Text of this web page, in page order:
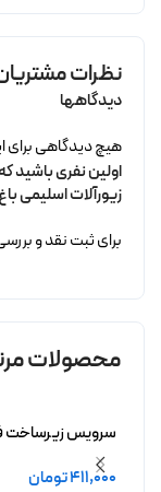
نظرات
دیدگاهها
هیچ دیدگاهی
اولین نفری باشید
زیورآلات اسلیمی
برای ثبت نقد و
محصولات
سرویس زیرساخت
بدون آبکاری
411,000تومان